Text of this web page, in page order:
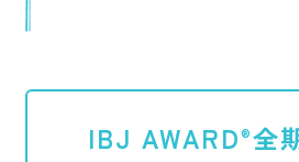
IBJ AWARD®︎全